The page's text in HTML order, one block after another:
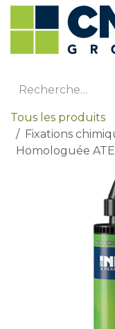
Se rendre au
Tous les produits
Fixations
Homologuée